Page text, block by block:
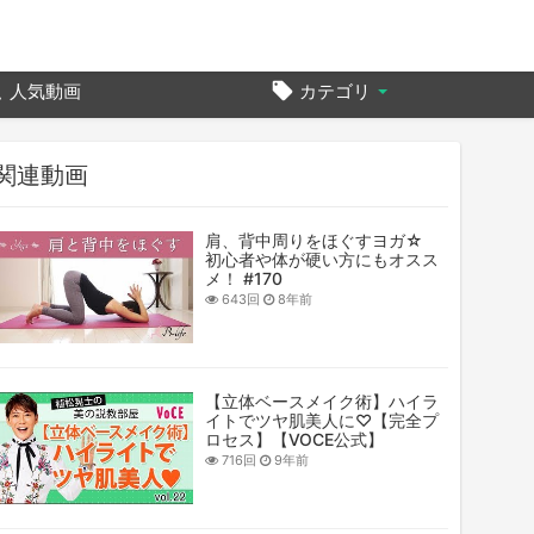
人気動画 カテゴリ
連動画
肩、背中周りをほぐすヨガ☆
初心者や体が硬い方にもオスス
メ！ #170
643回 8年前
【立体ベースメイク術】ハイラ
イトでツヤ肌美人に♡【完全プ
ロセス】【VOCE公式】
716回 9年前